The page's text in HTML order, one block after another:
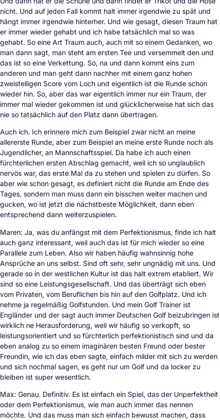
nicht. Und auf jeden Fall kommt halt immer irgendwie zu spät und
hängt immer irgendwie hinterher. Und wie gesagt, diesen Traum hat
er immer wieder gehabt und ich habe tatsächlich mal so was
gehabt. So eine Art Traum auch, auch mit so einem Gedanken, wo
man dann sagt, man steht am ersten Tee und versemmelt den und
das ist so eine Verkettung. So, na und dann kommt eins zum
anderen und man geht dann nachher mit einem ganz hohen
zweistelligen Score vom Loch und eigentlich ist die Runde schon
wieder hin. So, aber das war eigentlich immer nur ein Traum, der
immer mal wieder gekommen ist und glücklicherweise hat sich das
nie so tatsächlich auf den Platz dann übertragen.
Auch ich. Ich erinnere mich zum Beispiel zwar nicht an meine
allererste Runde, aber zum Beispiel an meine erste Runde noch als
Jugendlicher, an Mannschaftsspiel. Da habe ich auch einen
fürchterlichen ersten Abschlag gemacht, weil ich so unglaublich
nervös war, das erste Mal da zu stehen und spielen zu dürfen. So
aber wie schon gesagt, es definiert nicht die Runde am Ende des
Tages, sondern man muss dann ein bisschen weiter machen und
gucken, wo ist jetzt die nächstbeste Möglichkeit, dann eben
entsprechend dann weiterzuspielen.
Maren: Ja, was du anfängst mit dem Perfektionismus, finde ich halt
auch ganz interessant, weil auch das ist für mich wieder so eine
Parallele zum Leben. Also wir haben häufig wahnsinnig hohe
Ansprüche an uns selbst. Sind oft sehr, sehr ungnädig mit uns. Und
gerade so in der westlichen Kultur ist das halt extrem etabliert. Wir
sind so eine Leistungsgesellschaft. Und das überträgt sich eben
vom Privaten, vom Beruflichen bis hin auf den Golfplatz. Und ich
nehme ja regelmäßig Golfstunden. Und mein Golf Trainer ist
Engländer und der sagt auch immer Deutschen Golf beizubringen ist
wirklich ne Herausforderung, weil wir häufig so verkopft, so
leistungsorientiert und so fürchterlich perfektionistisch sind und da
eben analog zu so einem imaginären besten Freund oder bester
Freundin, wie ich das eben sagte, einfach milder mit sich zu werden
und sich nochmal sagen, es geht nur um Golf und da locker zu
bleiben ist super wesentlich.
Max: Genau. Definitiv. Es ist einfach ein Spiel, das der Unperfektheit
oder dem Perfektionismus, wie man auch immer das nennen
möchte. Und das muss man sich einfach bewusst machen, dass